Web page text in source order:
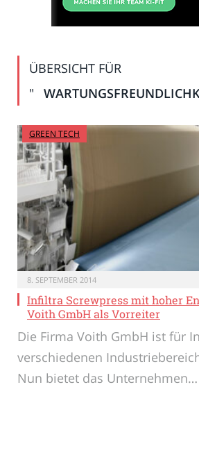
ÜBERSICHT FÜR
"
GREEN TECH
8. SEPTEMBER 2014
Infiltra Screwpress mit hoher
Voith GmbH als Vorreiter
Die Firma Voith GmbH ist für
verschiedenen
Nun bietet das Unternehmen…